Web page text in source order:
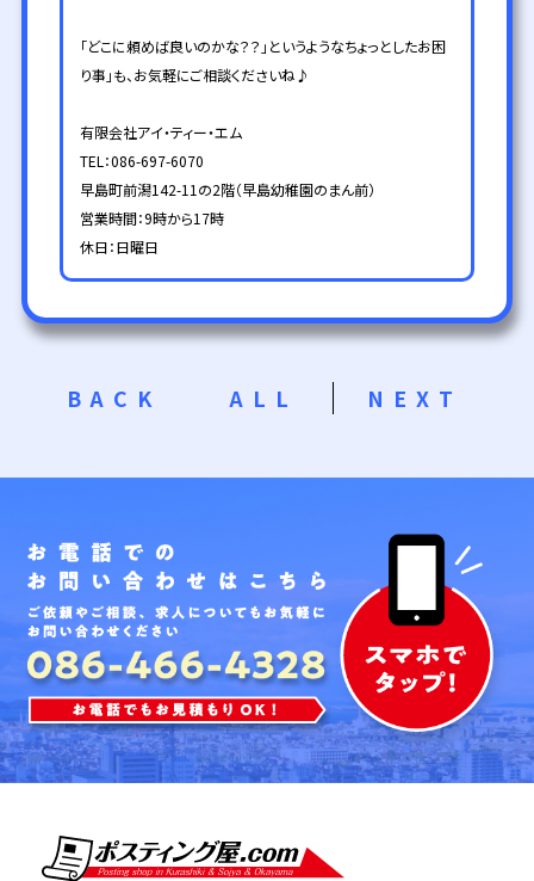
「どこに頼めば良いのかな？？」というようなちょっとしたお困
り事」も、お気軽にご相談くださいね♪
有限会社アイ・ティー・エム
TEL：086-697-6070
早島町前潟142-11の2階（早島幼稚園のまん前）
営業時間：9時から17時
休日：日曜日
BACK ALL NEXT